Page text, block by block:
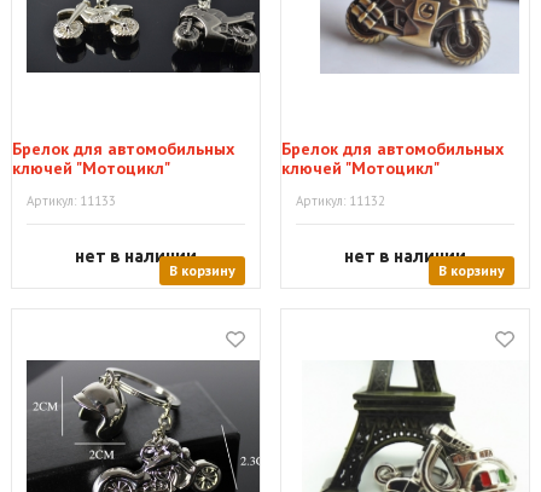
Брелок для автомобильных
ключей "Мотоцикл"
Артикул: 11133
нет в наличии
В корзину
Брелок для автомобильных
ключей "Мотоцикл"
Артикул: 11132
нет в наличии
В корзину